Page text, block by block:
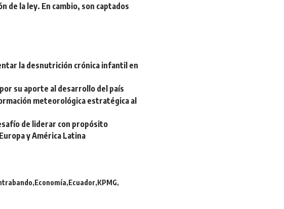
de la ley. En cambio, son captados
la desnutrición crónica infantil en
su aporte al desarrollo del país
meteorológica estratégica al
de liderar con propósito
y América Latina
Economía Ecuador KPMG